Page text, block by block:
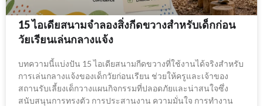
15 ไอเดียสนามจำลองสิ่งกีดขวางสำหรับเด็กก่อน
วัยเรียนเล่นกลางแจ้ง
บทความนี้แบ่งปัน 15 ไอเดียสนามกีดขวางที่ใช้งานได้จริงสำหรับ
การเล่นกลางแจ้งของเด็กวัยก่อนเรียน ช่วยให้ครูและเจ้าของ
สถานรับเลี้ยงเด็กวางแผนกิจกรรมที่ปลอดภัยและน่าสนใจซึ่ง
สนับสนุนการทรงตัว การประสานงาน ความมั่นใจ การทำงาน